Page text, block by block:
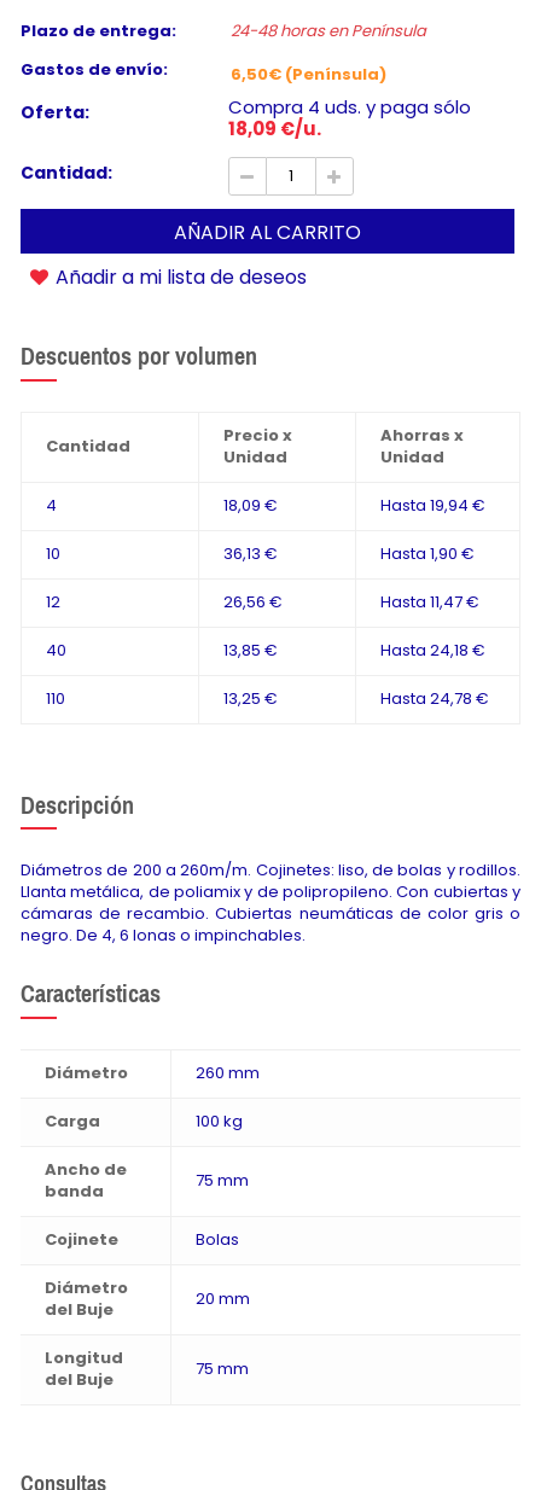
Plazo de entrega:
24-48 horas en Península
Gastos de envío:
6,50€ (Península)
Oferta:
Compra 4 uds. y paga sólo
18,09 €/u.
Cantidad:
AÑADIR AL CARRITO
Añadir a mi lista de deseos
Descuentos por volumen
Cantidad
Precio x
Unidad
Ahorras x
Unidad
4 18,09 € Hasta 19,94 €
10 36,13 € Hasta 1,90 €
12 26,56 € Hasta 11,47 €
40 13,85 € Hasta 24,18 €
110 13,25 € Hasta 24,78 €
Descripción
Diámetros de 200 a 260m/m. Cojinetes: liso, de bolas y rodillos.
Llanta metálica, de poliamix y de polipropileno. Con cubiertas y
cámaras de recambio. Cubiertas neumáticas de color gris o
negro. De 4, 6 lonas o impinchables.
Características
Diámetro 260 mm
Carga 100 kg
Ancho de
banda
75 mm
Cojinete Bolas
Diámetro
del Buje
20 mm
Longitud
del Buje
75 mm
Consultas